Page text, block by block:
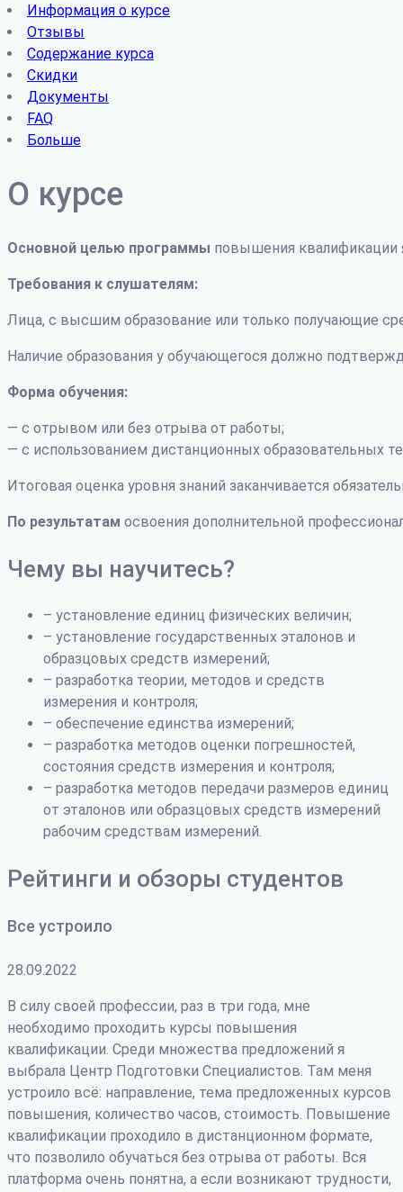
Информация о курсе
Отзывы
Содержание курса
Скидки
Документы
FAQ
Больше
О курсе
Основной целью программы повышения квалификации
Требования к слушателям:
Лица, с высшим образование или только получающие
Наличие образования у обучающегося должно
Форма обучения:
— с отрывом или без отрыва от работы;
— с использованием дистанционных образовательных
Итоговая оценка уровня знаний заканчивается
По результатам освоения дополнительной
Чему вы научитесь?
– установление единиц физических величин;
– установление государственных эталонов и
образцовых средств измерений;
– разработка теории, методов и средств
измерения и контроля;
– обеспечение единства измерений;
– разработка методов оценки погрешностей,
состояния средств измерения и контроля;
– разработка методов передачи размеров единиц
от эталонов или образцовых средств измерений
рабочим средствам измерений.
Рейтинги и обзоры студентов
Все устроило
28.09.2022
В силу своей профессии, раз в три года, мне
необходимо проходить курсы повышения
квалификации. Среди множества предложений я
выбрала Центр Подготовки Специалистов. Там меня
устроило всё: направление, тема предложенных курсов
повышения, количество часов, стоимость. Повышение
квалификации проходило в дистанционном формате,
что позволило обучаться без отрыва от работы. Вся
платформа очень понятна, а если возникают трудности,